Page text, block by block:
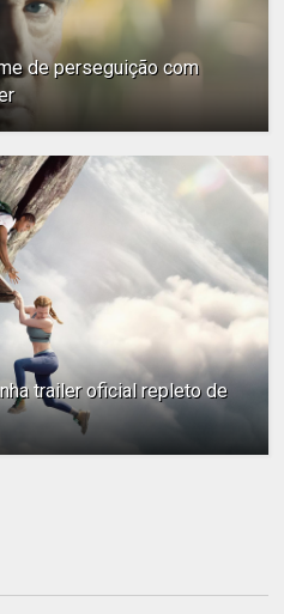
de perseguição com
trailer oficial repleto de